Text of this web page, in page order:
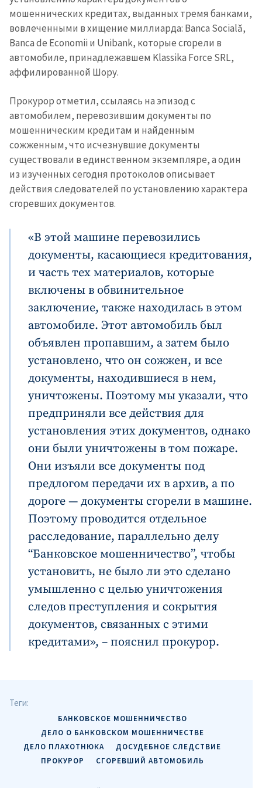
Отправить О ZDG
în Română
мошеннических кредитах, выданных тремя банками,
вовлеченными в хищение миллиарда: Banca Socială,
Banca de Economii и Unibank, которые сгорели в
автомобиле, принадлежавшем Klassika Force SRL,
аффилированной Шору.
Прокурор отметил, ссылаясь на эпизод с
автомобилем, перевозившим документы по
мошенническим кредитам и найденным
сожженным, что исчезнувшие документы
существовали в единственном экземпляре, а один
из изученных сегодня протоколов описывает
действия следователей по установлению характера
сгоревших документов.
«В этой машине перевозились
документы, касающиеся кредитования,
и часть тех материалов, которые
включены в обвинительное
заключение, также находилась в этом
автомобиле. Этот автомобиль был
объявлен пропавшим, а затем было
установлено, что он сожжен, и все
документы, находившиеся в нем,
уничтожены. Поэтому мы указали, что
предприняли все действия для
установления этих документов, однако
они были уничтожены в том пожаре.
Они изъяли все документы под
предлогом передачи их в архив, а по
дороге — документы сгорели в машине.
Поэтому проводится отдельное
расследование, параллельно делу
“Банковское мошенничество”, чтобы
установить, не было ли это сделано
умышленно с целью уничтожения
следов преступления и сокрытия
документов, связанных с этими
кредитами», – пояснил прокурор.
Теги:
БАНКОВСКОЕ МОШЕННИЧЕСТВО
ДЕЛО О БАНКОВСКОМ МОШЕННИЧЕСТВЕ
ДЕЛО ПЛАХОТНЮКА
ДОСУДЕБНОЕ СЛЕДСТВИЕ
ПРОКУРОР
СГОРЕВШИЙ АВТОМОБИЛЬ